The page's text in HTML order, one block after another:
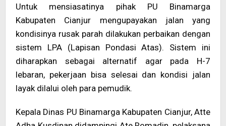
Untuk mensiasatinya pihak PU Binamarga
Kabupaten Cianjur mengupayakan jalan yang
kondisinya rusak parah dilakukan perbaikan dengan
sistem LPA (Lapisan Pondasi Atas). Sistem ini
diharapkan sebagai alternatif agar pada H-7
lebaran, pekerjaan bisa selesai dan kondisi jalan
layak dilalui oleh para pemudik.
Kepala Dinas PU Binamarga Kabupaten Cianjur, Atte